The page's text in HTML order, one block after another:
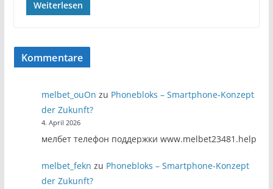
Weiterlesen
Kommentare
melbet_ouOn zu Phonebloks – Smartphone-Konzept
der Zukunft?
4. April 2026
мелбет телефон поддержки www.melbet23481.help
melbet_fekn zu Phonebloks – Smartphone-Konzept
der Zukunft?